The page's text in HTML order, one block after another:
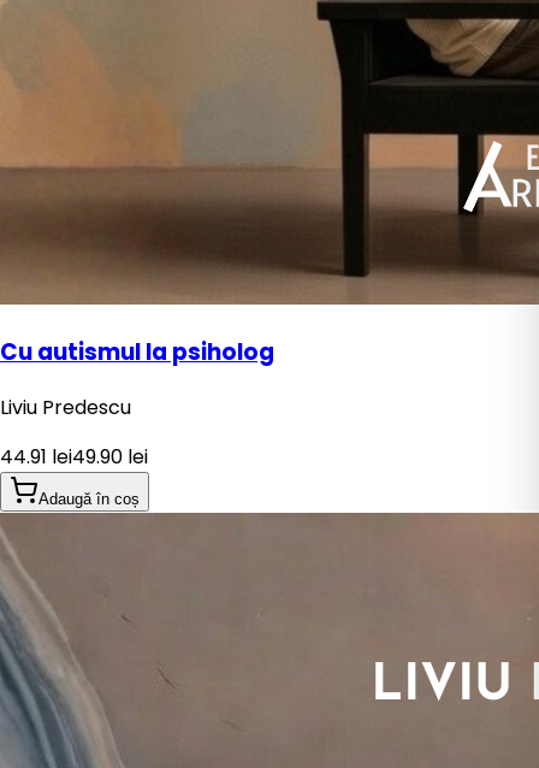
Cu autismul la psiholog
Liviu Predescu
44.91 lei49.90 lei
Adaugă în coș